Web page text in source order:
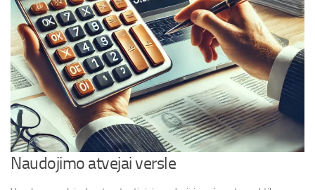
Naudojimo atvejai versle